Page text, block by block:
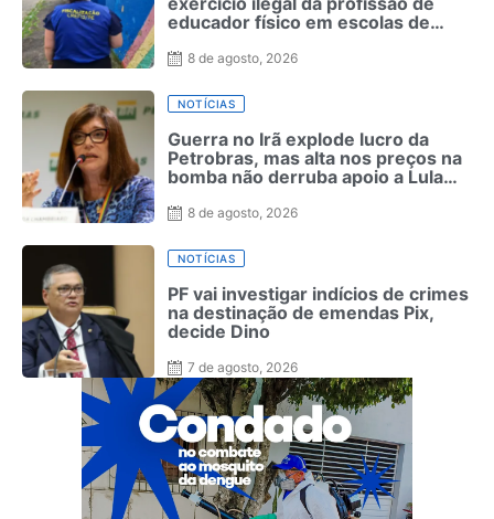
educador físico em escolas de
8 de agosto, 2026
NOTÍCIAS
Guerra no Irã explode lucro da
Petrobras, mas alta nos preços na
bomba não derruba apoio a Lula
2022
8 de agosto, 2026
NOTÍCIAS
PF vai investigar indícios de crimes
na destinação de emendas Pix,
decide Dino
7 de agosto, 2026